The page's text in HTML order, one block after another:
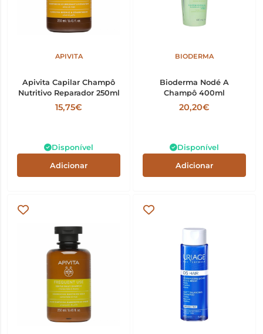
APIVITA
Apivita Capilar Champô
Nutritivo Reparador 250ml
15,75€
Disponível
Adicionar
BIODERMA
Bioderma Nodé A
Champô 400ml
20,20€
Disponível
Adicionar